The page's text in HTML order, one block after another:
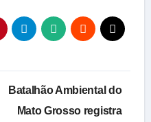
Batalhão Ambiental do
Mato Grosso registra